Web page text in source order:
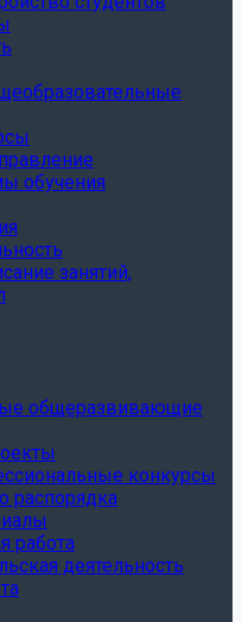
обучения
занятий,
общеразвивающие
конкурсы
распорядка
работа
деятельность